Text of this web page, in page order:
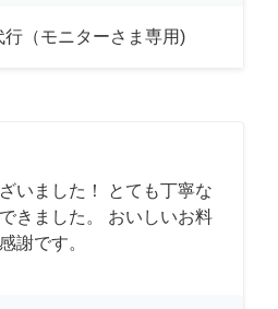
（モニターさま専用)
いました！ とても丁寧な
きました。 おいしいお料
謝です。